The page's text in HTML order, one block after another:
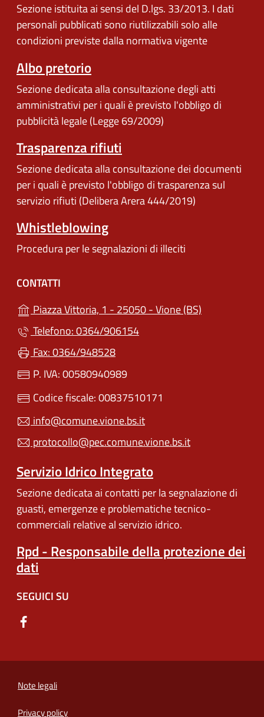
Sezione istituita ai sensi del D.lgs. 33/2013. I dati
personali pubblicati sono riutilizzabili solo alle
condizioni previste dalla normativa vigente
Albo pretorio
Sezione dedicata alla consultazione degli atti
amministrativi per i quali è previsto l'obbligo di
pubblicità legale (Legge 69/2009)
Trasparenza rifiuti
Sezione dedicata alla consultazione dei documenti
per i quali è previsto l'obbligo di trasparenza sul
servizio rifiuti (Delibera Arera 444/2019)
Whistleblowing
Procedura per le segnalazioni di illeciti
CONTATTI
Piazza Vittoria, 1 - 25050 - Vione (BS)
Telefono: 0364/906154
Fax: 0364/948528
P. IVA: 00580940989
Codice fiscale: 00837510171
info@comune.vione.bs.it
protocollo@pec.comune.vione.bs.it
Servizio Idrico Integrato
Sezione dedicata ai contatti per la segnalazione di
guasti, emergenze e problematiche tecnico-
commerciali relative al servizio idrico.
Rpd - Responsabile della protezione dei
dati
SEGUICI SU
Note legali
Privacy policy